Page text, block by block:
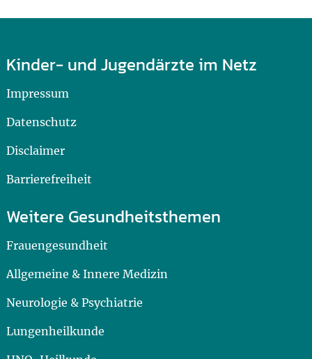
Kinder- und Jugendärzte im Netz
Impressum
Datenschutz
Disclaimer
Barrierefreiheit
Weitere Gesundheitsthemen
Frauengesundheit
Allgemeine & Innere Medizin
Neurologie & Psychiatrie
Lungenheilkunde